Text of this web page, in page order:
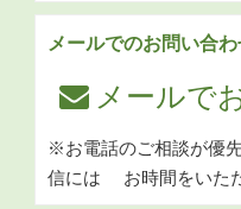
メールでのお問い合
メールで
※お電話のご相談が優
信には お時間をいた